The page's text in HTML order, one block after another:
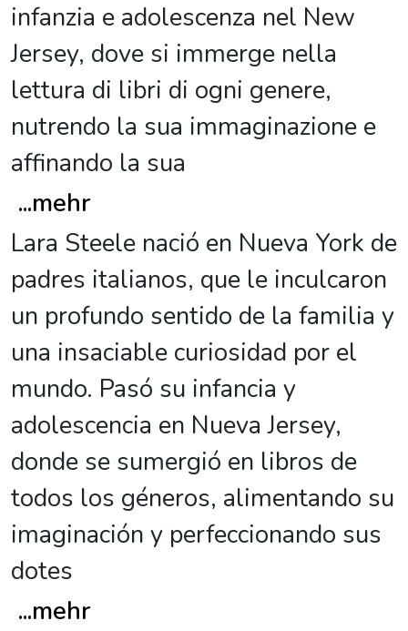
infanzia e adolescenza nel New
Jersey, dove si immerge nella
lettura di libri di ogni genere,
nutrendo la sua immaginazione e
affinando la sua
...mehr
Lara Steele nació en Nueva York de
padres italianos, que le inculcaron
un profundo sentido de la familia y
una insaciable curiosidad por el
mundo. Pasó su infancia y
adolescencia en Nueva Jersey,
donde se sumergió en libros de
todos los géneros, alimentando su
imaginación y perfeccionando sus
dotes
...mehr